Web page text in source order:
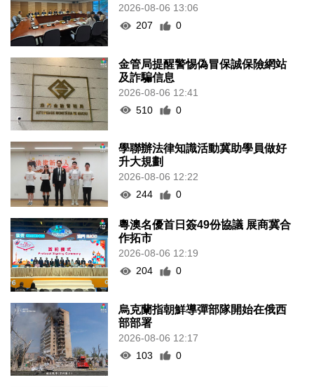
2026-08-06 13:06
207
0
金管局提醒警惕偽冒保誠保險網站
及詐騙信息
2026-08-06 12:41
510
0
學聯辦法律知識活動冀助學員做好
升大規劃
2026-08-06 12:22
244
0
粵澳名優首日簽49份協議 展商冀合
作拓市
2026-08-06 12:19
204
0
烏克蘭指朝鮮導彈部隊開始在俄西
部部署
2026-08-06 12:17
103
0